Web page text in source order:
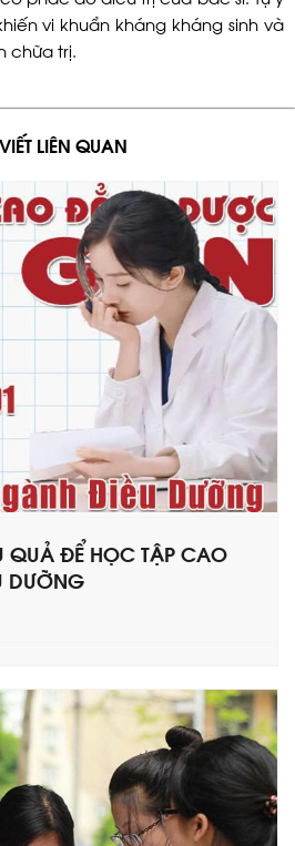
vi khuẩn kháng kháng sinh và
chữa trị.
LIÊN QUAN
QUẢ ĐỂ HỌC TẬP CAO
DƯỠNG